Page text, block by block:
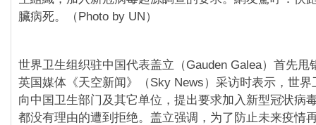
臟病死。（Photo by UN）
世界卫生组织驻中国代表盖立（Gauden Galea）首先甩
英国媒体《天空新闻》（Sky News）采访时表示，世界
向中国卫生部门及其它单位，提出要求加入新型冠状病
都没有理由的遭到拒绝。盖立强调，为了防止未来疫情